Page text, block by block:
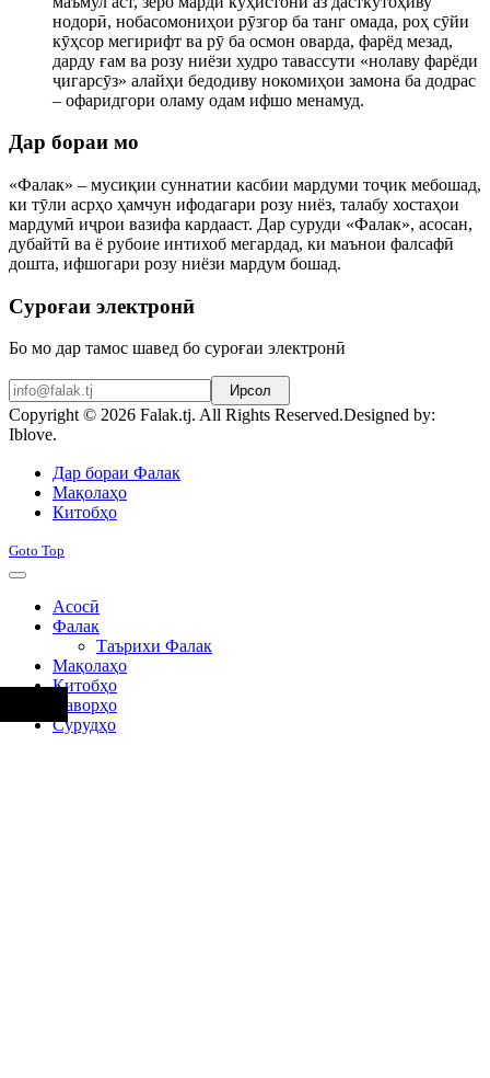
нодорӣ, нобасомониҳои рӯзгор ба танг омада, роҳ сӯйи
кӯҳсор мегирифт ва рӯ ба осмон оварда, фарёд мезад,
дарду ғам ва розу ниёзи худро тавассути «нолаву фарёди
ҷигарсӯз» алайҳи бедодиву нокомиҳои замона ба додрас
– офаридгори оламу одам ифшо менамуд.
Дар бораи мо
«Фалак» – мусиқии суннатии касбии мардуми тоҷик мебошад,
ки тӯли асрҳо ҳамчун ифодагари розу ниёз, талабу хостаҳои
мардумӣ иҷрои вазифа кардааст. Дар суруди «Фалак», асосан,
дубайтӣ ва ё рубоие интихоб мегардад, ки маънои фалсафӣ
дошта, ифшогари розу ниёзи мардум бошад.
Суроғаи электронӣ
Бо мо дар тамос шавед бо суроғаи электронӣ
Ирсол
Copyright © 2026 Falak.tj. All Rights Reserved.Designed by:
Iblove.
Дар бораи Фалак
Мақолаҳо
Китобҳо
Goto Top
Асосӣ
Фалак
Таърихи Фалак
Мақолаҳо
Китобҳо
Наворҳо
Сурудҳо